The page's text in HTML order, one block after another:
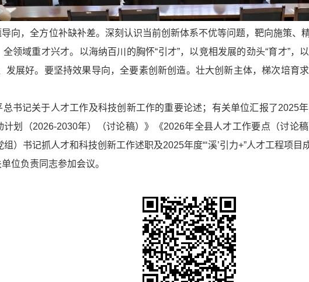
向，全方位补缺补差。深刻认识当前创新体系不优等问题，靶向施策、
领域重才兴才。以海纳百川的胸怀“引才”，以竞相发展的劲头“育才”，
发展好。要坚持效果导向，全要素创新创造。壮大创新主体，梯次培育
书记关于人才工作及科技创新工作的重要论述；有关单位汇报了2025
划（2026-2030年）（讨论稿）》《2026年全县人才工作要点（讨论稿
）书记抓人才和科技创新工作述职及2025年度“‘溪’引力+”人才工程项目
位负责同志参加会议。